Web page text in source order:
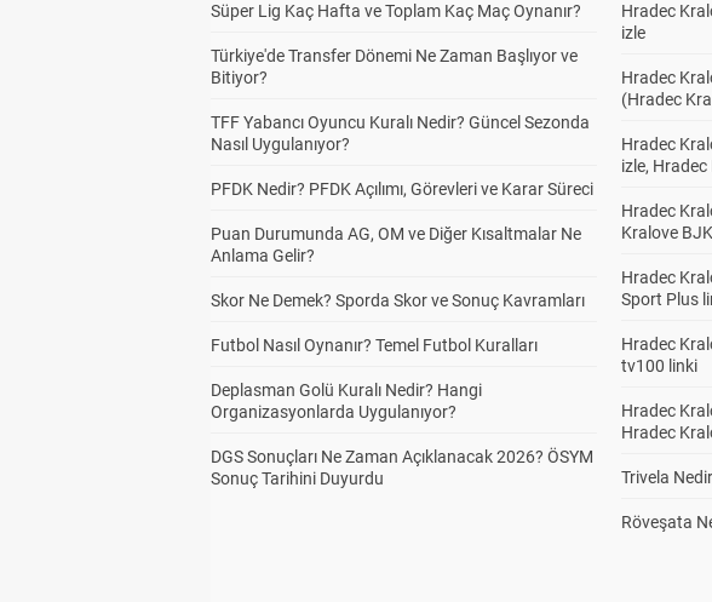
2 Deplasman Altı/Üstü 1,5
Süper Lig Kaç Hafta ve Toplam Kaç Maç Oynanır?
Türkiye'de Transfer Dönemi Ne Zaman Başlıyor ve
Bitiyor?
TFF Yabancı Oyuncu Kuralı Nedir? Güncel Sezonda
Nasıl Uygulanıyor?
PFDK Nedir? PFDK Açılımı, Görevleri ve Karar Süreci
Puan Durumunda AG, OM ve Diğer Kısaltmalar Ne
Anlama Gelir?
Skor Ne Demek? Sporda Skor ve Sonuç Kavramları
Futbol Nasıl Oynanır? Temel Futbol Kuralları
Deplasman Golü Kuralı Nedir? Hangi
Organizasyonlarda Uygulanıyor?
DGS Sonuçları Ne Zaman Açıklanacak 2026? ÖSYM
Sonuç Tarihini Duyurdu
Hradec
izle
Hradec
(Hradec
Hradec
izle,
Hradec
Kralove
Hradec
Sport Plus
Hradec
tv100 linki
Hradec
Hradec
Trivela
Röveşata